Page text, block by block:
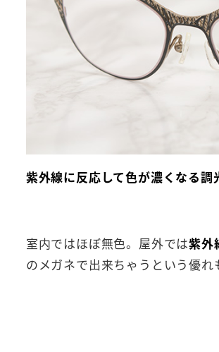
紫外線に反応して色が濃くなる調
室内ではほぼ無色。屋外では紫外
のメガネで出来ちゃうという優れ